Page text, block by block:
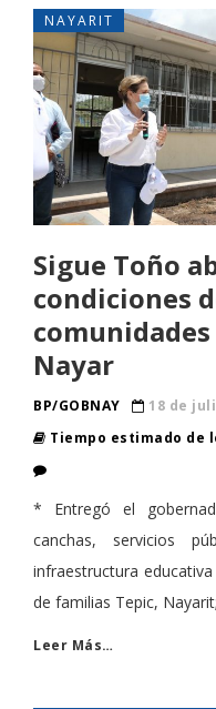
NAYARIT
Sigue Toño
condiciones
Nayar
BP/GOBNAY
18 de
Tiempo estimado de
* Entregó el
canchas, servicios
infraestructura
de familias Tepic,
Leer Más…